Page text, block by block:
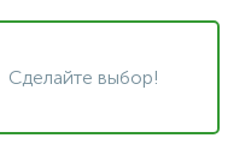
Сделайте выбор!